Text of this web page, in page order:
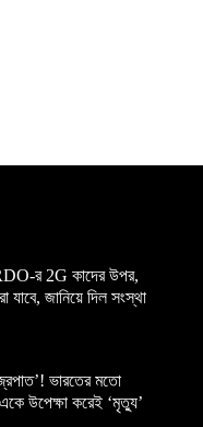
র 2G কাদের উপর,
যাবে, জানিয়ে দিল সংস্থা
ভারতের মতো
উপেক্ষা করেই ‘মৃত্যু’